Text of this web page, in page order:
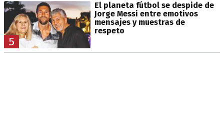
5
El planeta fútbol se despide de
Jorge Messi entre emotivos
mensajes y muestras de
respeto